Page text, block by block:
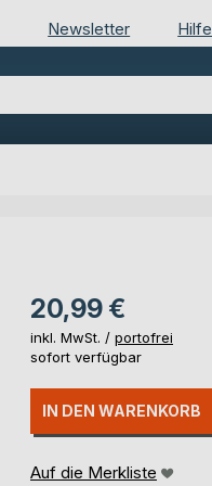
Newsletter Hilfe
20,99 €
inkl. MwSt. / portofrei
sofort verfügbar
IN DEN WARENKORB
Auf die Merkliste